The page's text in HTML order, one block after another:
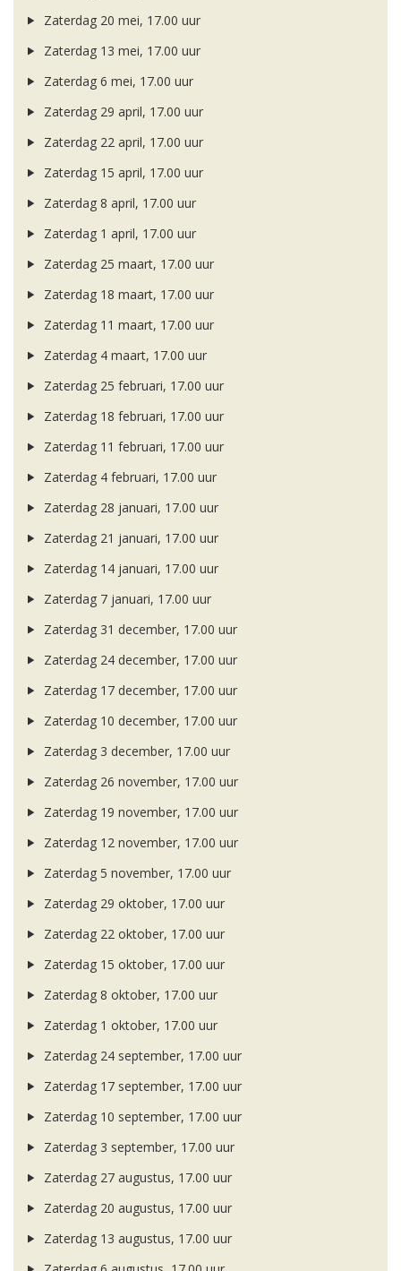
Zaterdag 20 mei, 17.00 uur
Zaterdag 13 mei, 17.00 uur
Zaterdag 6 mei, 17.00 uur
Zaterdag 29 april, 17.00 uur
Zaterdag 22 april, 17.00 uur
Zaterdag 15 april, 17.00 uur
Zaterdag 8 april, 17.00 uur
Zaterdag 1 april, 17.00 uur
Zaterdag 25 maart, 17.00 uur
Zaterdag 18 maart, 17.00 uur
Zaterdag 11 maart, 17.00 uur
Zaterdag 4 maart, 17.00 uur
Zaterdag 25 februari, 17.00 uur
Zaterdag 18 februari, 17.00 uur
Zaterdag 11 februari, 17.00 uur
Zaterdag 4 februari, 17.00 uur
Zaterdag 28 januari, 17.00 uur
Zaterdag 21 januari, 17.00 uur
Zaterdag 14 januari, 17.00 uur
Zaterdag 7 januari, 17.00 uur
Zaterdag 31 december, 17.00 uur
Zaterdag 24 december, 17.00 uur
Zaterdag 17 december, 17.00 uur
Zaterdag 10 december, 17.00 uur
Zaterdag 3 december, 17.00 uur
Zaterdag 26 november, 17.00 uur
Zaterdag 19 november, 17.00 uur
Zaterdag 12 november, 17.00 uur
Zaterdag 5 november, 17.00 uur
Zaterdag 29 oktober, 17.00 uur
Zaterdag 22 oktober, 17.00 uur
Zaterdag 15 oktober, 17.00 uur
Zaterdag 8 oktober, 17.00 uur
Zaterdag 1 oktober, 17.00 uur
Zaterdag 24 september, 17.00 uur
Zaterdag 17 september, 17.00 uur
Zaterdag 10 september, 17.00 uur
Zaterdag 3 september, 17.00 uur
Zaterdag 27 augustus, 17.00 uur
Zaterdag 20 augustus, 17.00 uur
Zaterdag 13 augustus, 17.00 uur